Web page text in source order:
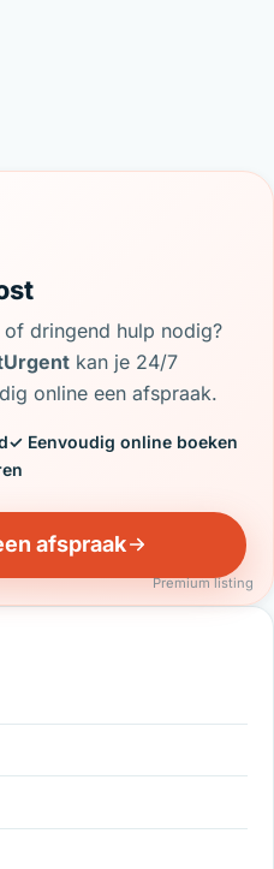
dringend hulp nodig?
kan je 24/7
online een afspraak.
✓ Eenvoudig online boeken
afspraak
Premium listing